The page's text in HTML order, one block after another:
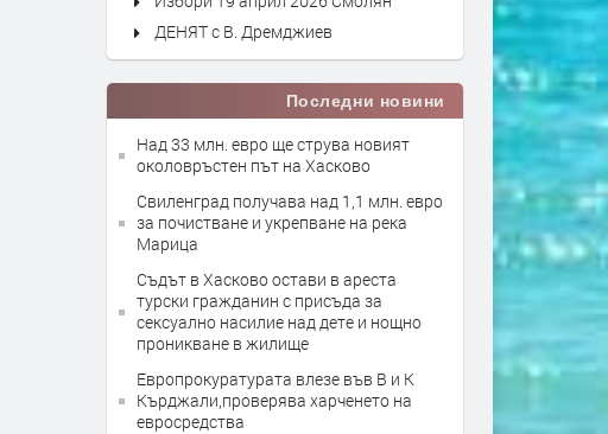
ДЕНЯТ с В. Дремджиев
Последни новини
Над 33 млн. евро ще струва новият
околовръстен път на Хасково
Свиленград получава над 1,1 млн. евро
за почистване и укрепване на река
Марица
Съдът в Хасково остави в ареста
турски гражданин с присъда за
сексуално насилие над дете и нощно
проникване в жилище
Европрокуратурата влезе във В и К
Кърджали,проверява харченето на
евросредства